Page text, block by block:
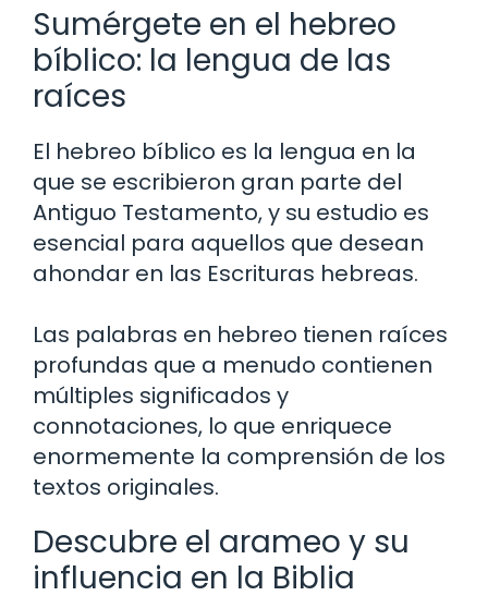
Sumérgete en el hebreo
bíblico: la lengua de las
raíces
El hebreo bíblico es la lengua en la
que se escribieron gran parte del
Antiguo Testamento, y su estudio es
esencial para aquellos que desean
ahondar en las Escrituras hebreas.
Las palabras en hebreo tienen raíces
profundas que a menudo contienen
múltiples significados y
connotaciones, lo que enriquece
enormemente la comprensión de los
textos originales.
Descubre el arameo y su
influencia en la Biblia